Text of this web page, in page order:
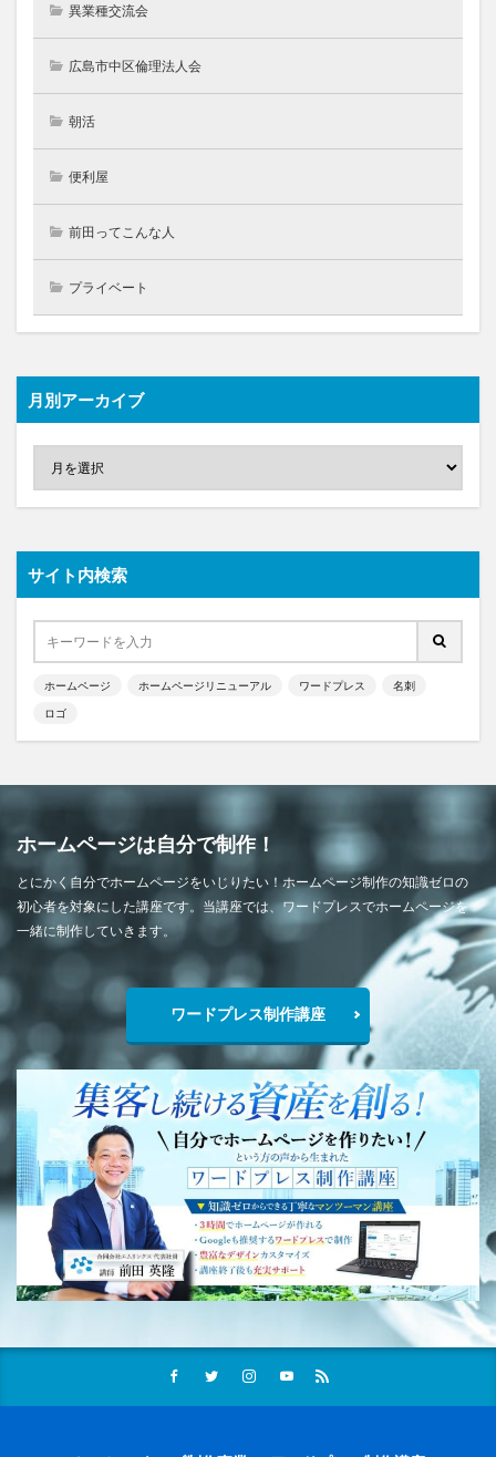
異業種交流会
広島市中区倫理法人会
朝活
便利屋
前田ってこんな人
プライベート
月別アーカイブ
サイト内検索
ホームページ ホームページリニューアル ワードプレス 名刺
ロゴ
ホームページは自分で制作！
とにかく自分でホームページをいじりたい！ホームページ制作の知識ゼロの
初心者を対象にした講座です。当講座では、ワードプレスでホームページを
一緒に制作していきます。
ワードプレス制作講座